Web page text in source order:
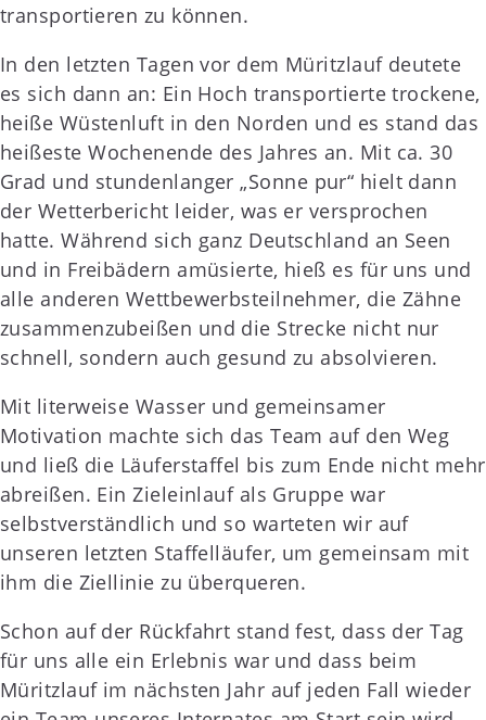
transportieren zu können.
In den letzten Tagen vor dem Müritzlauf deutete
es sich dann an: Ein Hoch transportierte trockene,
heiße Wüstenluft in den Norden und es stand das
heißeste Wochenende des Jahres an. Mit ca. 30
Grad und stundenlanger „Sonne pur“ hielt dann
der Wetterbericht leider, was er versprochen
hatte. Während sich ganz Deutschland an Seen
und in Freibädern amüsierte, hieß es für uns und
alle anderen Wettbewerbsteilnehmer, die Zähne
zusammenzubeißen und die Strecke nicht nur
schnell, sondern auch gesund zu absolvieren.
Mit literweise Wasser und gemeinsamer
Motivation machte sich das Team auf den Weg
und ließ die Läuferstaffel bis zum Ende nicht mehr
abreißen. Ein Zieleinlauf als Gruppe war
selbstverständlich und so warteten wir auf
unseren letzten Staffelläufer, um gemeinsam mit
ihm die Ziellinie zu überqueren.
Schon auf der Rückfahrt stand fest, dass der Tag
für uns alle ein Erlebnis war und dass beim
Müritzlauf im nächsten Jahr auf jeden Fall wieder